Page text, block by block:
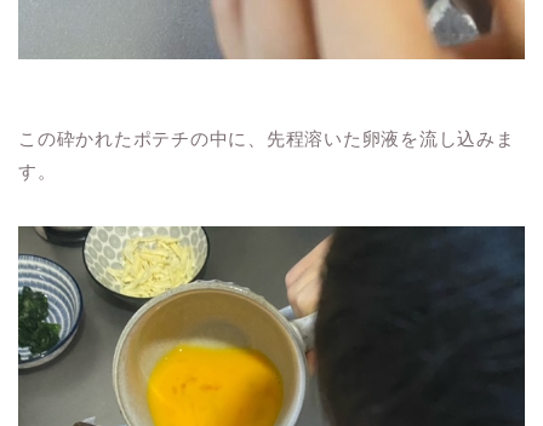
この砕かれたポテチの中に、先程溶いた卵液を流し込みま
す。